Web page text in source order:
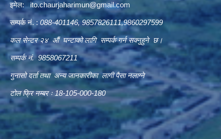
इमेल:ito.chaurjaharimun@gmail.com
सम्पर्क नं. : 088-401146, 9857826111,9860297599
कल सेन्टर २४ औं घन्टाको लागि सम्पर्क गर्न सक्नुहुने छ।
सम्पर्क नं. 9858067211
गुनासो दर्ता तथा अन्य जानकारीका लागी पैसा नलाग्ने
टोल फ्रि नम्बर ः 18-105-000-180